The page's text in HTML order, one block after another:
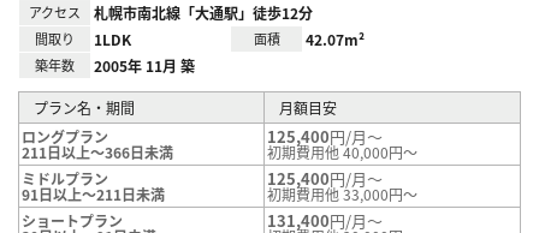
アクセス 札幌市南北線「大通駅」徒歩12分
間取り 1LDK 面積 42.07m²
築年数 2005年 11月 築
プラン名・期間
月額目安
ロングプラン
211日以上～366日未満
125,400円/月～
初期費用他 40,000円～
ミドルプラン
91日以上～211日未満
125,400円/月～
初期費用他 33,000円～
ショートプラン
131,400円/月～